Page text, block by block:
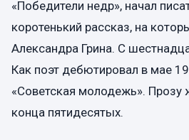
«Победители недр», начал
коротенький рассказ, на
Александра Грина. С
Как поэт дебютировал в мае
«Советская молодежь». Прозу
конца пятидесятых.